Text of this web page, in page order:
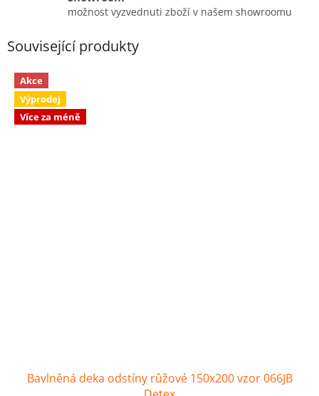
možnost vyzvednuti zboží v našem showroomu
Související produkty
Akce
Výprodej
Více za méně
Bavlněná deka odstíny růžové 150x200 vzor 066JB